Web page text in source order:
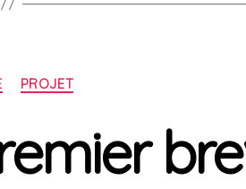
Catégories
PROJET